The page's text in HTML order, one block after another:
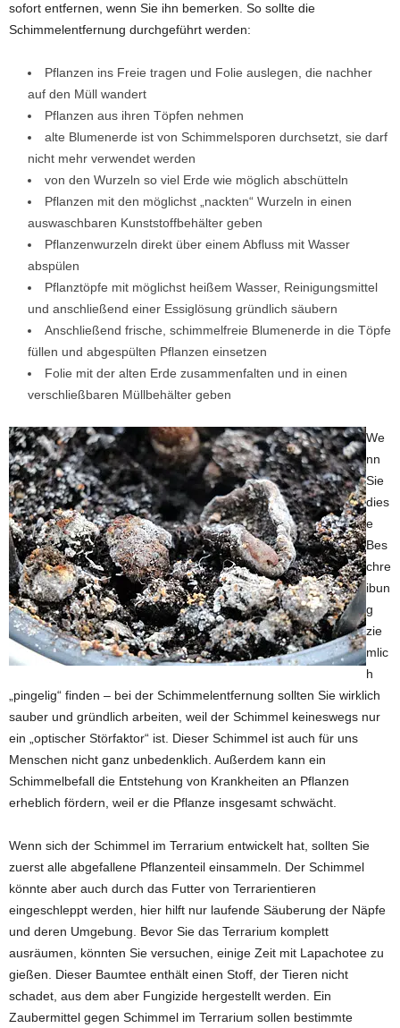
sofort entfernen, wenn Sie ihn bemerken. So sollte die
Schimmelentfernung durchgeführt werden:
Pflanzen ins Freie tragen und Folie auslegen, die nachher
auf den Müll wandert
Pflanzen aus ihren Töpfen nehmen
alte Blumenerde ist von Schimmelsporen durchsetzt, sie darf
nicht mehr verwendet werden
von den Wurzeln so viel Erde wie möglich abschütteln
Pflanzen mit den möglichst „nackten“ Wurzeln in einen
auswaschbaren Kunststoffbehälter geben
Pflanzenwurzeln direkt über einem Abfluss mit Wasser
abspülen
Pflanztöpfe mit möglichst heißem Wasser, Reinigungsmittel
und anschließend einer Essiglösung gründlich säubern
Anschließend frische, schimmelfreie Blumenerde in die Töpfe
füllen und abgespülten Pflanzen einsetzen
Folie mit der alten Erde zusammenfalten und in einen
verschließbaren Müllbehälter geben
We
nn
Sie
dies
e
Bes
chre
ibun
g
zie
mlic
h
„pingelig“ finden – bei der Schimmelentfernung sollten Sie wirklich
sauber und gründlich arbeiten, weil der Schimmel keineswegs nur
ein „optischer Störfaktor“ ist. Dieser Schimmel ist auch für uns
Menschen nicht ganz unbedenklich. Außerdem kann ein
Schimmelbefall die Entstehung von Krankheiten an Pflanzen
erheblich fördern, weil er die Pflanze insgesamt schwächt.
Wenn sich der Schimmel im Terrarium entwickelt hat, sollten Sie
zuerst alle abgefallene Pflanzenteil einsammeln. Der Schimmel
könnte aber auch durch das Futter von Terrarientieren
eingeschleppt werden, hier hilft nur laufende Säuberung der Näpfe
und deren Umgebung. Bevor Sie das Terrarium komplett
ausräumen, könnten Sie versuchen, einige Zeit mit Lapachotee zu
gießen. Dieser Baumtee enthält einen Stoff, der Tieren nicht
schadet, aus dem aber Fungizide hergestellt werden. Ein
Zaubermittel gegen Schimmel im Terrarium sollen bestimmte